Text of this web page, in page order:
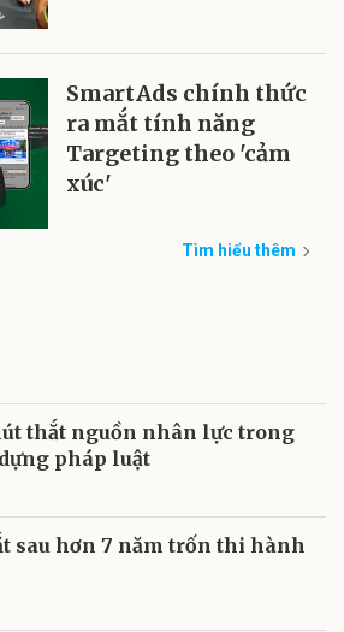
SmartAds chính thức
ra mắt tính năng
Targeting theo 'cảm
xúc'
Tìm hiểu thêm
thắt nguồn nhân lực trong
pháp luật
sau hơn 7 năm trốn thi hành